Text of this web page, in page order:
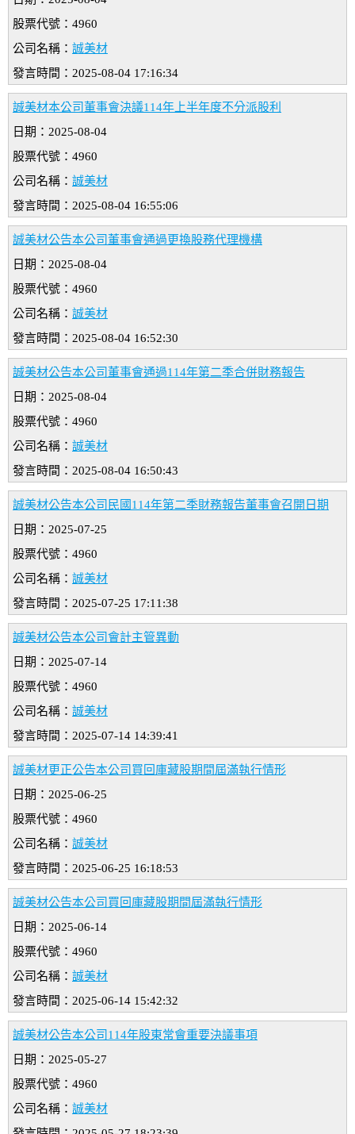
股票代號：4960
公司名稱： 誠美材
發言時間：2025-08-04 17:16:34
誠美材本公司董事會決議114年上半年度不分派股利
日期：2025-08-04
股票代號：4960
公司名稱： 誠美材
發言時間：2025-08-04 16:55:06
誠美材公告本公司董事會通過更換股務代理機構
日期：2025-08-04
股票代號：4960
公司名稱： 誠美材
發言時間：2025-08-04 16:52:30
誠美材公告本公司董事會通過114年第二季合併財務報告
日期：2025-08-04
股票代號：4960
公司名稱： 誠美材
發言時間：2025-08-04 16:50:43
誠美材公告本公司民國114年第二季財務報告董事會召開日期
日期：2025-07-25
股票代號：4960
公司名稱： 誠美材
發言時間：2025-07-25 17:11:38
誠美材公告本公司會計主管異動
日期：2025-07-14
股票代號：4960
公司名稱： 誠美材
發言時間：2025-07-14 14:39:41
誠美材更正公告本公司買回庫藏股期間屆滿執行情形
日期：2025-06-25
股票代號：4960
公司名稱： 誠美材
發言時間：2025-06-25 16:18:53
誠美材公告本公司買回庫藏股期間屆滿執行情形
日期：2025-06-14
股票代號：4960
公司名稱： 誠美材
發言時間：2025-06-14 15:42:32
誠美材公告本公司114年股東常會重要決議事項
日期：2025-05-27
股票代號：4960
公司名稱： 誠美材